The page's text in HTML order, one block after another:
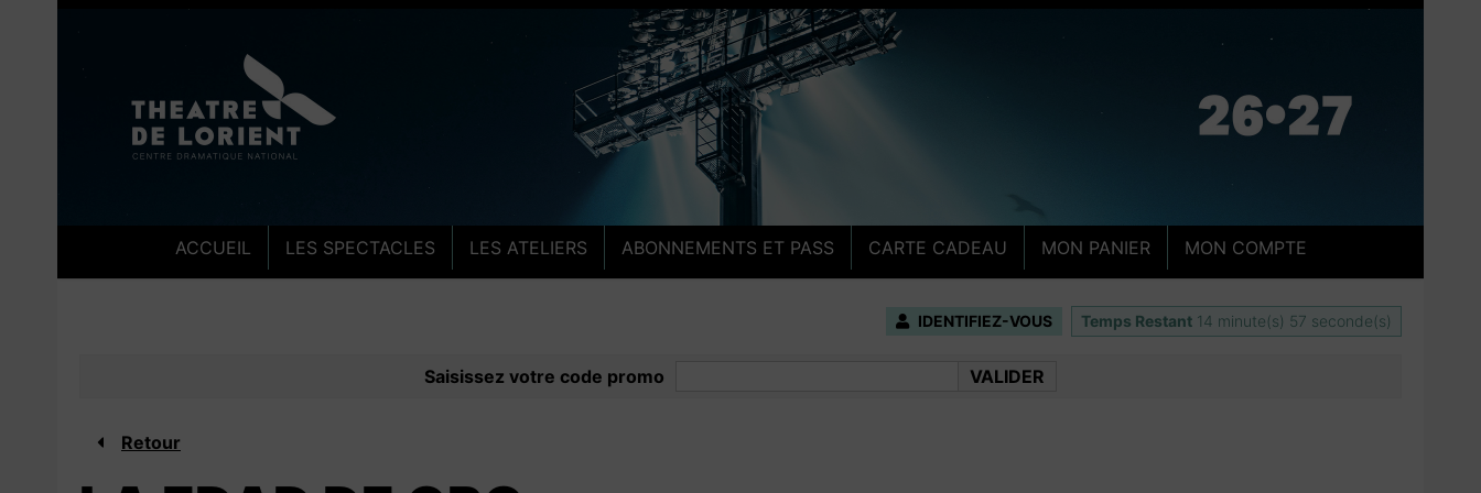
ACCUEIL LES SPECTACLES LES ATELIERS ABONNEMENTS ET PASS CARTE CADEAU MON PANIER MON COMPTE
IDENTIFIEZ-VOUS Temps Restant 14 minute(s) 56 seconde(s)
Saisissez votre code promo VALIDER
Retour